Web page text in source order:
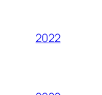
2022